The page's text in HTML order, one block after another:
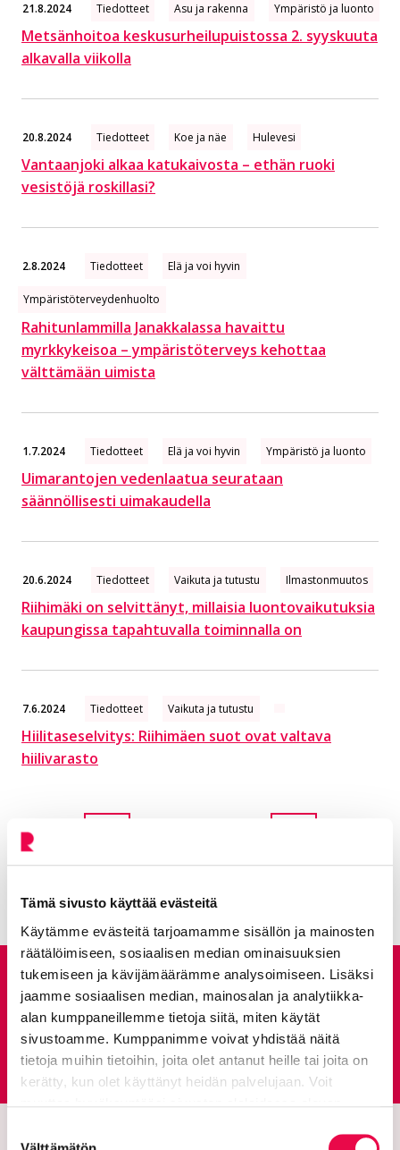
Tämä sivusto käyttää evästeitä
Käytämme evästeitä tarjoamamme sisällön ja mainosten
räätälöimiseen, sosiaalisen median ominaisuuksien
tukemiseen ja kävijämäärämme analysoimiseen. Lisäksi
jaamme sosiaalisen median, mainosalan ja analytiikka-
alan kumppaneillemme tietoja siitä, miten käytät
sivustoamme. Kumppanimme voivat yhdistää näitä
tietoja muihin tietoihin, joita olet antanut heille tai joita on
kerätty, kun olet käyttänyt heidän palvelujaan. Voit
21.8.2024 Tiedotteet Asu ja rakenna Ympäristö ja luonto
Metsänhoitoa keskusurheilupuistossa 2. syyskuuta
alkavalla viikolla
20.8.2024 Tiedotteet Koe ja näe Hulevesi
Vantaanjoki alkaa katukaivosta – ethän ruoki
vesistöjä roskillasi?
2.8.2024 Tiedotteet Elä ja voi hyvin
Ympäristöterveydenhuolto
Rahitunlammilla Janakkalassa havaittu
myrkkykeisoa – ympäristöterveys kehottaa
välttämään uimista
1.7.2024 Tiedotteet Elä ja voi hyvin Ympäristö ja luonto
Uimarantojen vedenlaatua seurataan
säännöllisesti uimakaudella
20.6.2024 Tiedotteet Vaikuta ja tutustu Ilmastonmuutos
Riihimäki on selvittänyt, millaisia luontovaikutuksia
kaupungissa tapahtuvalla toiminnalla on
7.6.2024 Tiedotteet Vaikuta ja tutustu
Hiilitaseselvitys: Riihimäen suot ovat valtava
hiilivarasto
Anna palautetta
Palautepalvelu
Siirtyy ulkoiselle